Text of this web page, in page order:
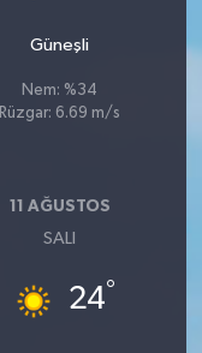
Güneşli
Nem: %34
Rüzgar: 6.69 m/s
11 AĞUSTOS
SALI
24°